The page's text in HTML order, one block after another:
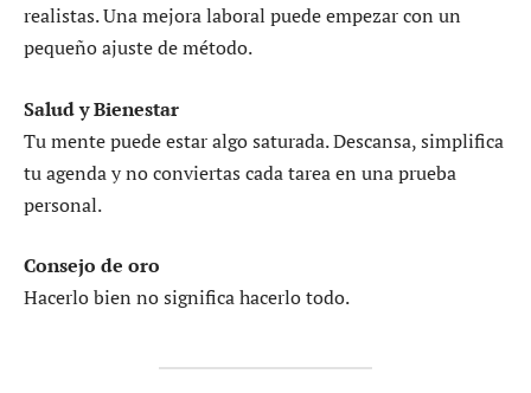
realistas. Una mejora laboral puede empezar con un
pequeño ajuste de método.
Salud y Bienestar
Tu mente puede estar algo saturada. Descansa, simplifica
tu agenda y no conviertas cada tarea en una prueba
personal.
Consejo de oro
Hacerlo bien no significa hacerlo todo.